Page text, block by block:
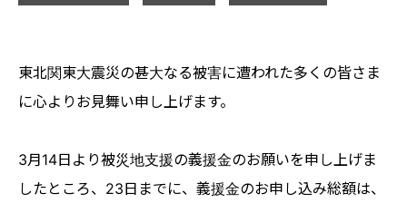
東北関東大震災の甚大なる被害に遭われた多くの皆さま
に心よりお見舞い申し上げます。
3月14日より被災地支援の義援金のお願いを申し上げま
したところ、23日までに、義援金のお申し込み総額は、